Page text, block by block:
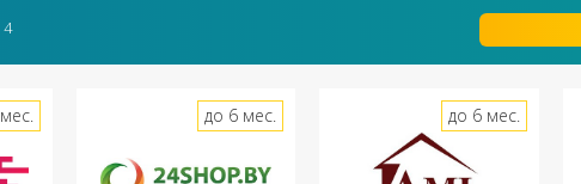
до 6 мес. до 6 мес.